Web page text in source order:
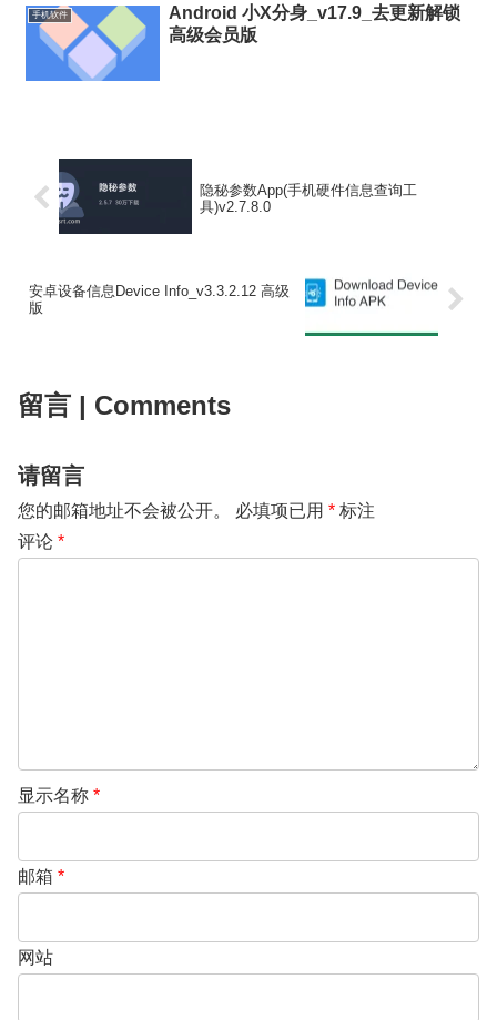
手机软件
Android 小X分身_v17.9_去更新解锁
高级会员版
隐秘参数App(手机硬件信息查询工
具)v2.7.8.0
安卓设备信息Device Info_v3.3.2.12 高级
版
留言 | Comments
请留言
您的邮箱地址不会被公开。 必填项已用 * 标注
评论 *
显示名称 *
邮箱 *
网站